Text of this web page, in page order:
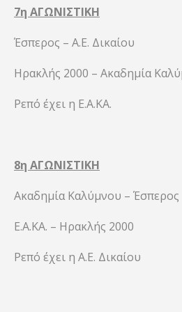
7η ΑΓΩΝΙΣΤΙΚΗ
Έσπερος – Α.Ε.
Ηρακλής 2000 – Ακαδημία
Ρεπό έχει η Ε.Α.ΚΑ.
8η ΑΓΩΝΙΣΤΙΚΗ
Ακαδημία Καλύμνου –
Ε.Α.ΚΑ. – Ηρακλής 2000
Ρεπό έχει η Α.Ε. Δικαίου